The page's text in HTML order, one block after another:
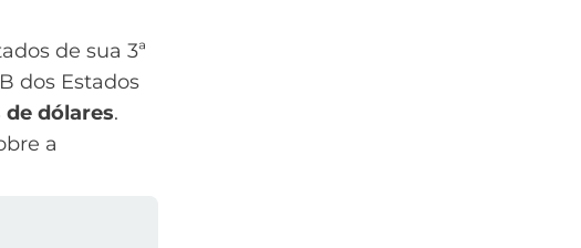
de sua 3ª
dos Estados
dólares.
a